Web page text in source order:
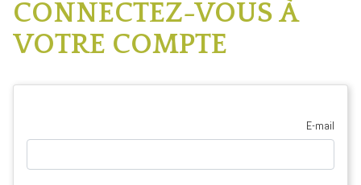
CONNECTEZ-VOUS À
VOTRE COMPTE
E-mail